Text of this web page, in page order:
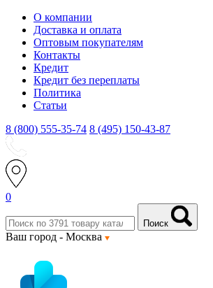
О компании
Доставка и оплата
Оптовым покупателям
Контакты
Кредит
Кредит без переплаты
Политика
Статьи
8 (800) 555-35-74 8 (495) 150-43-87
0
Поиск
Ваш город - Москва